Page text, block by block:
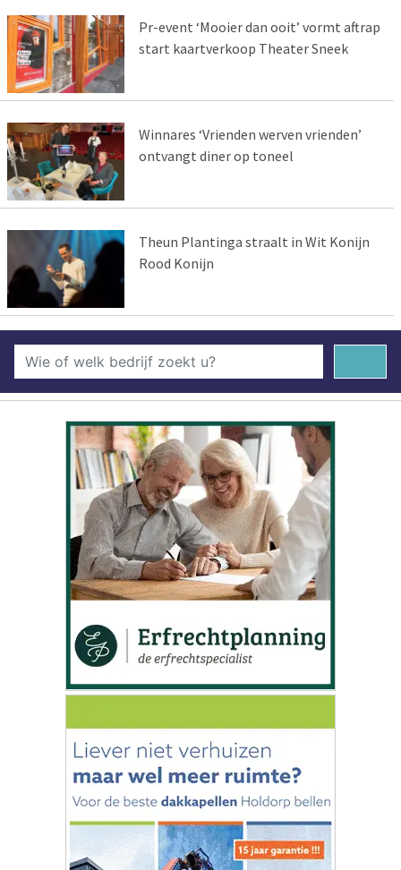
Pr-event ‘Mooier dan ooit’ vormt aftrap
start kaartverkoop Theater Sneek
Winnares ‘Vrienden werven vrienden’
ontvangt diner op toneel
Theun Plantinga straalt in Wit Konijn
Rood Konijn